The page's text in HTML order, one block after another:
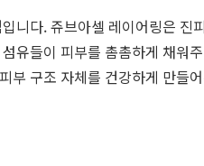
다. 쥬브아셀 레이어링은
들이 피부를 촘촘하게 채워
구조 자체를 건강하게 만들